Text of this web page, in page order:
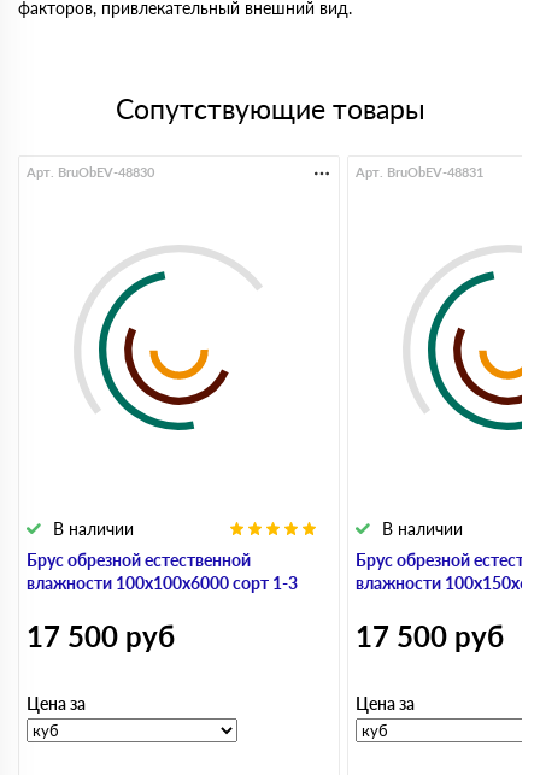
факторов, привлекательный внешний вид.
Сопутствующие товары
Брус обрезной естественной
влажности 100х100х6000 сорт 1-3
В наличии
Арт. BruObEV-48830
17 500 руб
Цена за
Брус обрезной
влажности
В наличии
Арт. BruObEV-48831
17 500 руб
Цена за